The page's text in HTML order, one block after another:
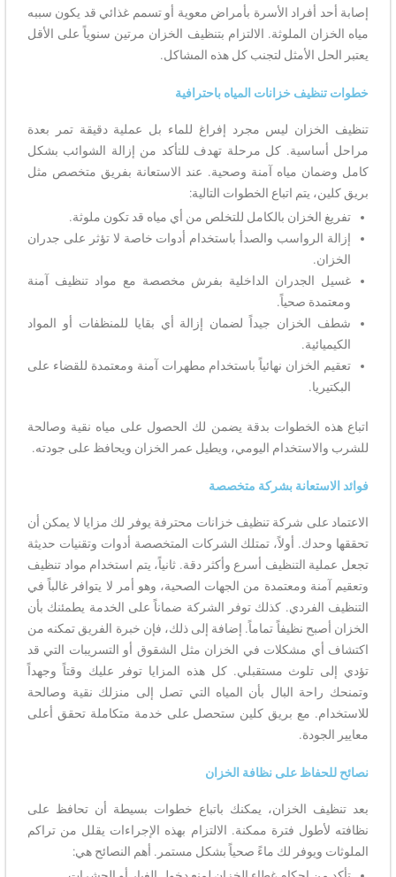
إصابة أحد أفراد الأسرة بأمراض معوية أو تسمم غذائي قد يكون سببه
مياه الخزان الملوثة. الالتزام بتنظيف الخزان مرتين سنوياً على الأقل
يعتبر الحل الأمثل لتجنب كل هذه المشاكل.
خطوات تنظيف خزانات المياه باحترافية
تنظيف الخزان ليس مجرد إفراغ للماء بل عملية دقيقة تمر بعدة
مراحل أساسية. كل مرحلة تهدف للتأكد من إزالة الشوائب بشكل
كامل وضمان مياه آمنة وصحية. عند الاستعانة بفريق متخصص مثل
بريق كلين، يتم اتباع الخطوات التالية:
تفريغ الخزان بالكامل للتخلص من أي مياه قد تكون ملوثة.
إزالة الرواسب والصدأ باستخدام أدوات خاصة لا تؤثر على جدران
الخزان.
غسيل الجدران الداخلية بفرش مخصصة مع مواد تنظيف آمنة
ومعتمدة صحياً.
شطف الخزان جيداً لضمان إزالة أي بقايا للمنظفات أو المواد
الكيميائية.
تعقيم الخزان نهائياً باستخدام مطهرات آمنة ومعتمدة للقضاء على
البكتيريا.
اتباع هذه الخطوات بدقة يضمن لك الحصول على مياه نقية وصالحة
للشرب والاستخدام اليومي، ويطيل عمر الخزان ويحافظ على جودته.
فوائد الاستعانة بشركة متخصصة
الاعتماد على شركة تنظيف خزانات محترفة يوفر لك مزايا لا يمكن أن
تحققها وحدك. أولاً، تمتلك الشركات المتخصصة أدوات وتقنيات حديثة
تجعل عملية التنظيف أسرع وأكثر دقة. ثانياً، يتم استخدام مواد تنظيف
وتعقيم آمنة ومعتمدة من الجهات الصحية، وهو أمر لا يتوافر غالباً في
التنظيف الفردي. كذلك توفر الشركة ضماناً على الخدمة يطمئنك بأن
الخزان أصبح نظيفاً تماماً. إضافة إلى ذلك، فإن خبرة الفريق تمكنه من
اكتشاف أي مشكلات في الخزان مثل الشقوق أو التسريبات التي قد
تؤدي إلى تلوث مستقبلي. كل هذه المزايا توفر عليك وقتاً وجهداً
وتمنحك راحة البال بأن المياه التي تصل إلى منزلك نقية وصالحة
للاستخدام. مع بريق كلين ستحصل على خدمة متكاملة تحقق أعلى
معايير الجودة.
نصائح للحفاظ على نظافة الخزان
بعد تنظيف الخزان، يمكنك باتباع خطوات بسيطة أن تحافظ على
نظافته لأطول فترة ممكنة. الالتزام بهذه الإجراءات يقلل من تراكم
الملوثات ويوفر لك ماءً صحياً بشكل مستمر. أهم النصائح هي: